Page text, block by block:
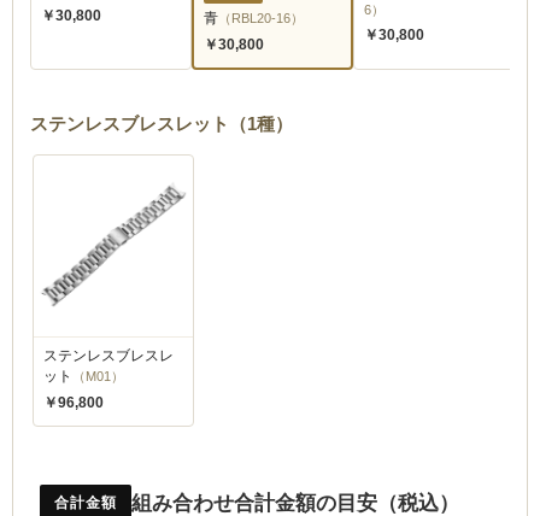
￥30,800
青 （RBL20-16）
￥30,800
6）
￥30,800
ステンレスブレスレット（1種）
ステンレスブレスレ
ット
（M01）
￥96,800
合計金額 組み合わせ合計金額の目安（税込）